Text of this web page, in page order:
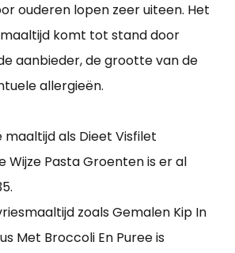
ouderen lopen zeer uiteen. Het
komt tot stand door
aanbieder, de grootte van de
allergieën.
maaltijd als Dieet Visfilet
Wijze Pasta Groenten is er al
zoals Gemalen Kip In
Met Broccoli En Puree is